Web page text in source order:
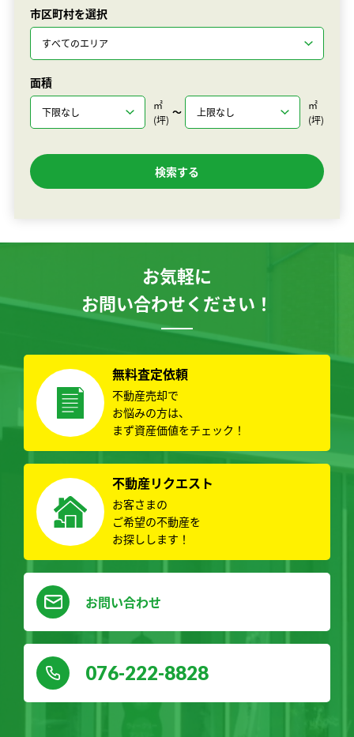
市区町村を選択
面積
㎡
(坪)
〜
㎡
(坪)
お気軽に
お問い合わせください！
無料査定依頼
不動産売却で
お悩みの方は、
まず資産価値をチェック！
不動産リクエスト
お客さまの
ご希望の不動産を
お探しします！
お問い合わせ
076-222-8828